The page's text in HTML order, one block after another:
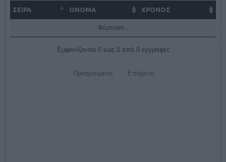
ΣΕΙΡΑ ΌΝΟΜΑ ΧΡΟΝΟΣ
Φόρτωση...
Εμφανίζονται 0 έως 0 από 0 εγγραφές
Προηγούμενη Επόμενη